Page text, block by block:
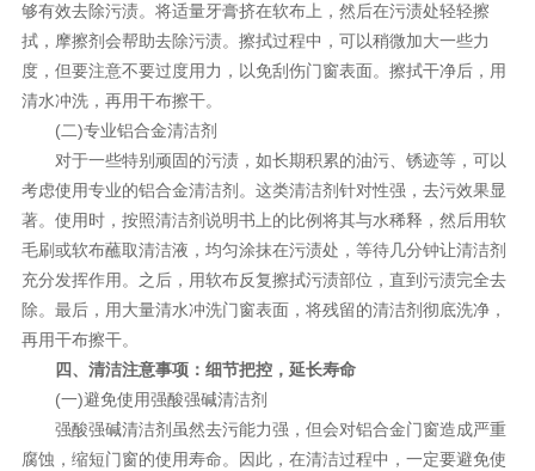
够有效去除污渍。将适量牙膏挤在软布上，然后在污渍处轻轻擦
拭，摩擦剂会帮助去除污渍。擦拭过程中，可以稍微加大一些力
度，但要注意不要过度用力，以免刮伤门窗表面。擦拭干净后，用
清水冲洗，再用干布擦干。
(二)专业铝合金清洁剂
对于一些特别顽固的污渍，如长期积累的油污、锈迹等，可以
考虑使用专业的铝合金清洁剂。这类清洁剂针对性强，去污效果显
著。使用时，按照清洁剂说明书上的比例将其与水稀释，然后用软
毛刷或软布蘸取清洁液，均匀涂抹在污渍处，等待几分钟让清洁剂
充分发挥作用。之后，用软布反复擦拭污渍部位，直到污渍完全去
除。最后，用大量清水冲洗门窗表面，将残留的清洁剂彻底洗净，
再用干布擦干。
四、清洁注意事项：细节把控，延长寿命
(一)避免使用强酸强碱清洁剂
强酸强碱清洁剂虽然去污能力强，但会对铝合金门窗造成严重
腐蚀，缩短门窗的使用寿命。因此，在清洁过程中，一定要避免使